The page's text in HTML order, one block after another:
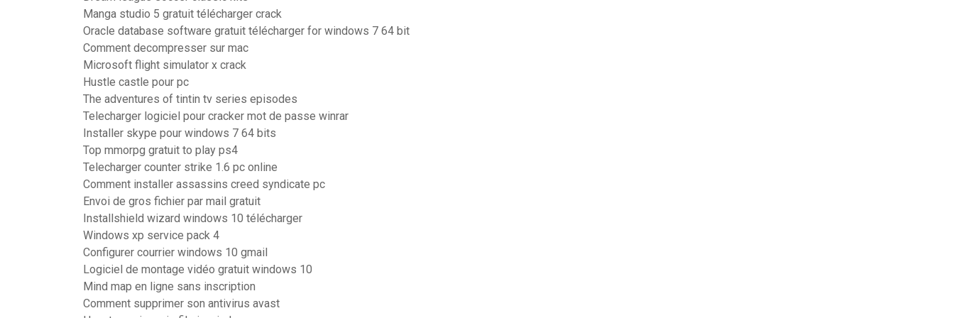
Manga studio 5 gratuit télécharger crack
Oracle database software gratuit télécharger for windows 7 64 bit
Comment decompresser sur mac
Microsoft flight simulator x crack
Hustle castle pour pc
The adventures of tintin tv series episodes
Telecharger logiciel pour cracker mot de passe winrar
Installer skype pour windows 7 64 bits
Top mmorpg gratuit to play ps4
Telecharger counter strike 1.6 pc online
Comment installer assassins creed syndicate pc
Envoi de gros fichier par mail gratuit
Installshield wizard windows 10 télécharger
Windows xp service pack 4
Configurer courrier windows 10 gmail
Logiciel de montage vidéo gratuit windows 10
Mind map en ligne sans inscription
Comment supprimer son antivirus avast